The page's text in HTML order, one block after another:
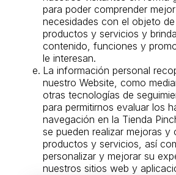
para poder comprender
necesidades con el objeto
productos y servicios y
contenido, funciones y
le interesan.
La información personal
nuestro Website, como
otras tecnologías de
para permitirnos evaluar los
navegación en la Tienda
se pueden realizar mejoras y
productos y servicios, así
personalizar y mejorar su
nuestros sitios web y